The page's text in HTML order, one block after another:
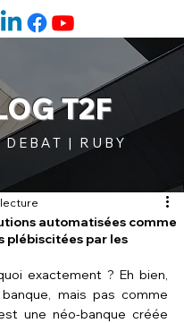
T2F
DEBAT | RUBY
automatisées comme
plébiscitées par les
lecture
exactement ? Eh bien,
mais pas comme
une néo-banque créée